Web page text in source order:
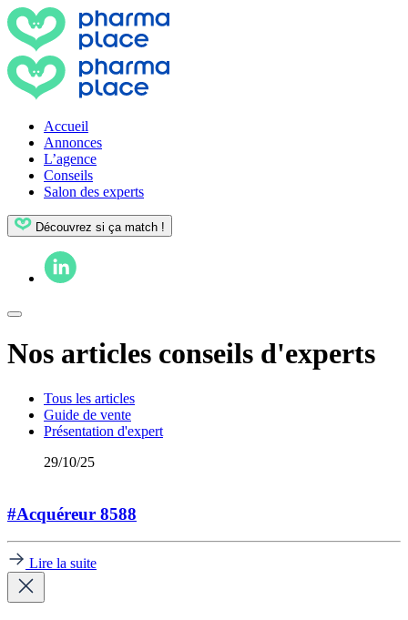
Accueil
Annonces
L’agence
Conseils
Salon des experts
Découvrez si ça match !
Nos articles conseils d'experts
Tous les articles
Guide de vente
Présentation d'expert
29/10/25
#Acquéreur 8588
Lire la suite